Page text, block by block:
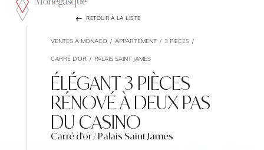
RETOUR À LA LISTE
VENTES À MONACO APPARTEMENT 3 PIÈCES
CARRÉ D'OR PALAIS SAINT JAMES
ÉLÉGANT 3 PIÈCES
RÉNOVÉ À DEUX PAS
DU CASINO
Carré d'or / Palais Saint James